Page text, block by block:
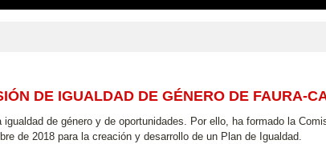
DE IGUALDAD DE GÉNERO DE FAURA-
de género y de oportunidades. Por ello, ha formado la
de 2018 para la creación y desarrollo de un Plan de Igualdad.